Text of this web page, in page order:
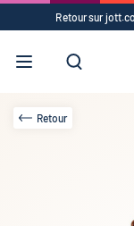
Retour sur
RetourVêtements